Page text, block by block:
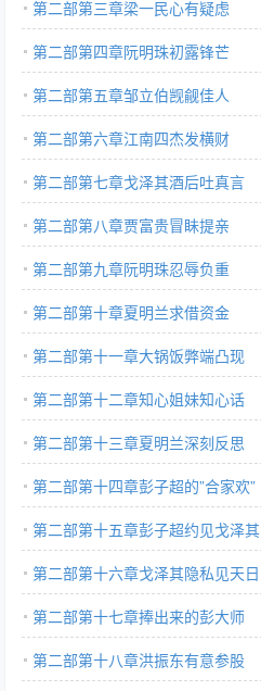
第二部第三章梁一民心有疑虑
第二部第四章阮明珠初露锋芒
第二部第五章邹立伯觊觎佳人
第二部第六章江南四杰发横财
第二部第七章戈泽其酒后吐真言
第二部第八章贾富贵冒眛提亲
第二部第九章阮明珠忍辱负重
第二部第十章夏明兰求借资金
第二部第十一章大锅饭弊端凸现
第二部第十二章知心姐妹知心话
第二部第十三章夏明兰深刻反思
第二部第十四章彭子超的”合家欢”
第二部第十五章彭子超约见戈泽其
第二部第十六章戈泽其隐私见天日
第二部第十七章捧出来的彭大师
第二部第十八章洪振东有意参股